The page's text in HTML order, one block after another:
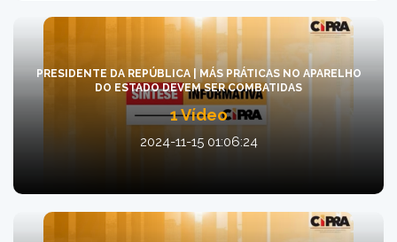
PRESIDENTE DA REPÚBLICA | MÁS PRÁTICAS NO APARELHO
DO ESTADO DEVEM SER COMBATIDAS
1 Vídeo
2024-11-15 01:06:24